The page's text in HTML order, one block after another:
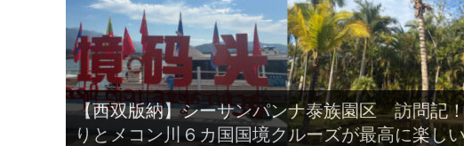
【丹東】中聯ホテル 宿泊記！部屋から北朝鮮
えるホテル！